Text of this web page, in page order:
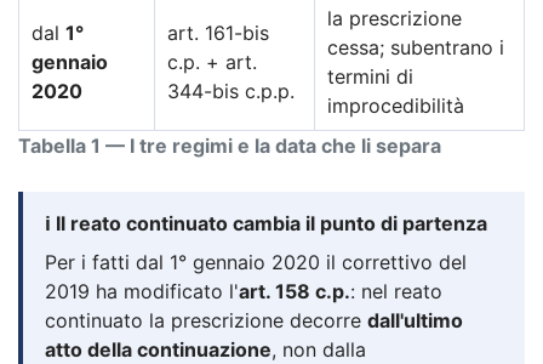
Tabella 1 — I tre regimi e la data che li separa
dal 1°
gennaio
2020
art. 161-bis
c.p. + art.
344-bis c.p.p.
la prescrizione
cessa; subentrano i
termini di
improcedibilità
ℹ️ Il reato continuato cambia il punto di partenza
Per i fatti dal 1° gennaio 2020 il correttivo del
2019 ha modificato l'art. 158 c.p.: nel reato
continuato la prescrizione decorre dall'ultimo
atto della continuazione, non dalla